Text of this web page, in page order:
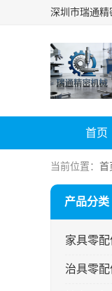
首页
当前位置： 首
产品分类
家具零
治具零